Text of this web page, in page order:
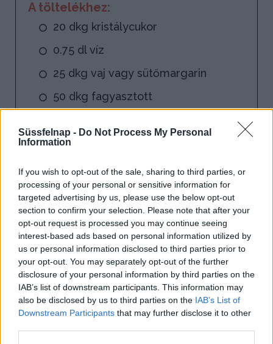
Süssfelnap - Do Not Process My Personal
Information
If you wish to opt-out of the sale, sharing to third parties, or
processing of your personal or sensitive information for
targeted advertising by us, please use the below opt-out
section to confirm your selection. Please note that after your
opt-out request is processed you may continue seeing
interest-based ads based on personal information utilized by
us or personal information disclosed to third parties prior to
your opt-out. You may separately opt-out of the further
disclosure of your personal information by third parties on the
IAB’s list of downstream participants. This information may
also be disclosed by us to third parties on the IAB’s List of
Downstream Participants that may further disclose it to other
A töltelékhez:
20 dkg kristálycukor
0.75 dl víz
25 dkg vaj vagy sütőmargarin
50 dkg fagyasztott
0.25 dl rum